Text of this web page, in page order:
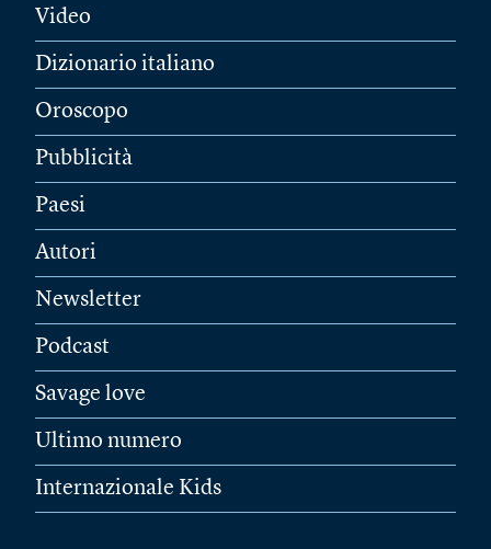
Video
Dizionario italiano
Oroscopo
Pubblicità
Paesi
Autori
Newsletter
Podcast
Savage love
Ultimo numero
Internazionale Kids